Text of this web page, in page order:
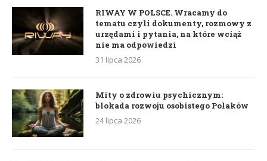
RIWAY W POLSCE. Wracamy do
tematu czyli dokumenty, rozmowy z
urzędami i pytania, na które wciąż
nie ma odpowiedzi
31 lipca 2026
Mity o zdrowiu psychicznym:
blokada rozwoju osobistego Polaków
24 lipca 2026